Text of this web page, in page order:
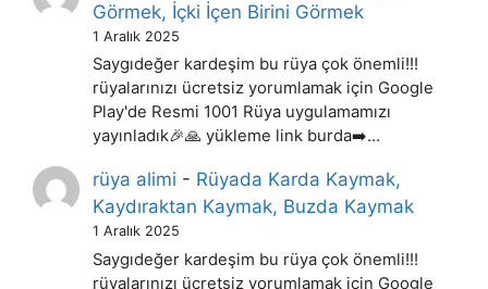
Görmek, İçki İçen Birini Görmek
1 Aralık 2025
Saygıdeğer kardeşim bu rüya çok önemli!!!
rüyalarınızı ücretsiz yorumlamak için Google
Play'de Resmi 1001 Rüya uygulamamızı
yayınladık🎉🙏 yükleme link burda➡️…
rüya alimi - Rüyada Karda Kaymak,
Kaydıraktan Kaymak, Buzda Kaymak
1 Aralık 2025
Saygıdeğer kardeşim bu rüya çok önemli!!!
rüyalarınızı ücretsiz yorumlamak için Google